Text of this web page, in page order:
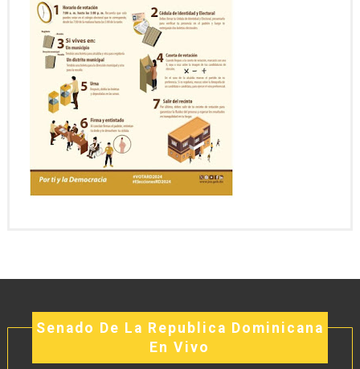
Senado De La Republica Dominicana
En Vivo